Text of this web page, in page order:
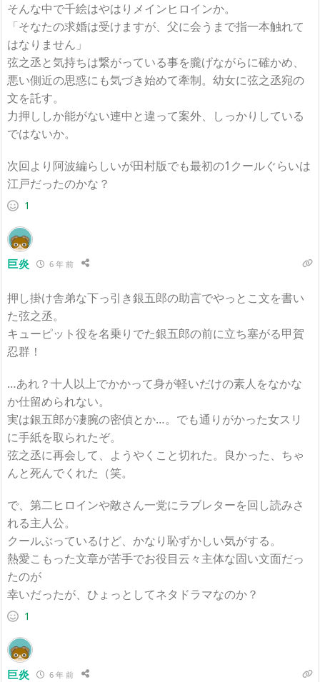
そんな中で千絵はやはりメインヒロインか。
「そなたの求婚は受けますが、父に会うまで指一本触れて
はなりません」
弦之丞と気持ちは繋がっている事を朧げながらに確かめ、
悪い側近の思惑にも気づき始めて牽制。幼女に弦之丞宛の
文を託す。
力押ししか能がない連中と違って案外、しっかりしている
ではないか。
次回より阿波編らしいが田村版でも最初の1クールぐらいは
江戸だったのかな？
1
巨炎 6 年 前
押し掛け舎弟な下っ引き銀五郎の助言でやっとこ文を書い
た弦之丞。
キューピット役を名乗りでた銀五郎の前に立ち塞がる甲賀
忍群！
…あれ？十人以上でかかって身が軽いだけの素人をなかな
か仕留められない。
実は銀五郎が凄腕の密偵とか…。でも通りがかった女スリ
に手紙を取られたぞ。
弦之丞に再会して、ようやくこと切れた。良かった、ちゃ
んと死んでくれた（笑。
で、第二ヒロインや敵さん一党にラブレターを回し読みさ
れる主人公。
クールぶっているけど、かなり恥ずかしい気がする。
熱愛こもった文章が苦手でお役目云々主体な固い文面だっ
たのが
幸いだったが、ひょっとしてネタドラマなのか？
1
巨炎 6 年 前